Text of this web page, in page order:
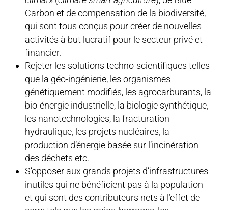
Carbon et de compensation de la biodiversité,
qui sont tous conçus pour créer de nouvelles
activités à but lucratif pour le secteur privé et
financier.
Rejeter les solutions techno-scientifiques telles
que la géo-ingénierie, les organismes
génétiquement modifiés, les agrocarburants, la
bio-énergie industrielle, la biologie synthétique,
les nanotechnologies, la fracturation
hydraulique, les projets nucléaires, la
production d’énergie basée sur l’incinération
des déchets etc.
S’opposer aux grands projets d’infrastructures
inutiles qui ne bénéficient pas à la population
et qui sont des contributeurs nets à l’effet de